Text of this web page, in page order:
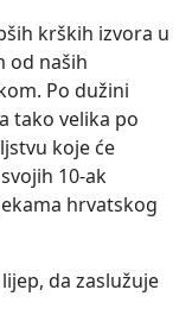
krških izvora u
od naših
Po dužini
tako velika po
koje će
10-ak
hrvatskog
da zaslužuje